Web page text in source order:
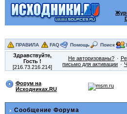
ПРАВИЛА FAQ Помощь Поиск
Здравствуйте,
Гость!
[216.73.216.214]
Не авторизованы?
письмо для активации
Форум на
Исходниках.RU
Сообщение Форума